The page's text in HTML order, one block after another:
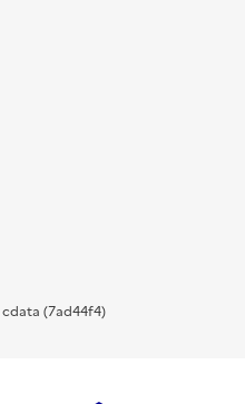
(7ad44f4)